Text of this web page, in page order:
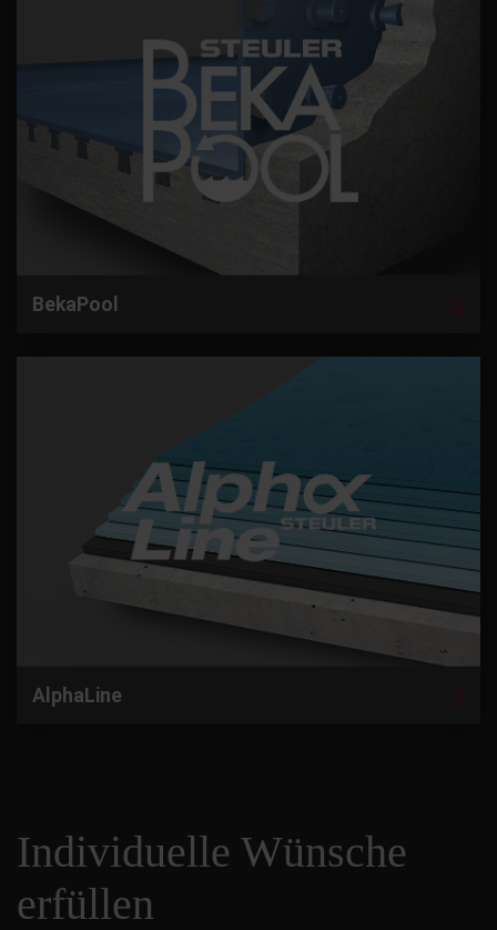
BekaPool
AlphaLine
Individuelle Wünsche
erfüllen